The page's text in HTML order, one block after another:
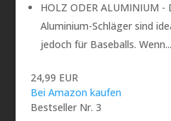
HOLZ ODER ALUMINIUM -
Aluminium-Schläger sind
jedoch für Baseballs. Wenn...
24,99 EUR
Bei Amazon kaufen
Bestseller Nr. 3